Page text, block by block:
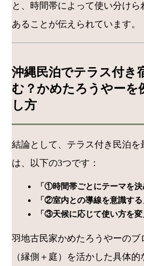
と、時間帯によって使い分け
あることが伝えられています。
沖縄民泊でテラス付き
む？かめたろうやーを
し方
結論として、テラス付き民泊を
は、以下の3つです：
「①時間帯ごとにテーマを決
「②室内との導線を意識する
「③天候に応じて使い方を変
羽地古民家かめたろうやーのブ
（縁側＋庭）を活かした具体